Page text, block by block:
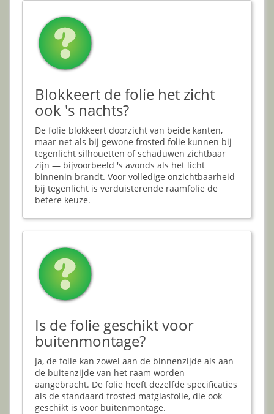
Blokkeert de folie het zicht
ook 's nachts?
De folie blokkeert doorzicht van beide kanten,
maar net als bij gewone frosted folie kunnen bij
tegenlicht silhouetten of schaduwen zichtbaar
zijn — bijvoorbeeld 's avonds als het licht
binnenin brandt. Voor volledige onzichtbaarheid
bij tegenlicht is verduisterende raamfolie de
betere keuze.
Is de folie geschikt voor
buitenmontage?
Ja, de folie kan zowel aan de binnenzijde als aan
de buitenzijde van het raam worden
aangebracht. De folie heeft dezelfde specificaties
als de standaard frosted matglasfolie, die ook
geschikt is voor buitenmontage.